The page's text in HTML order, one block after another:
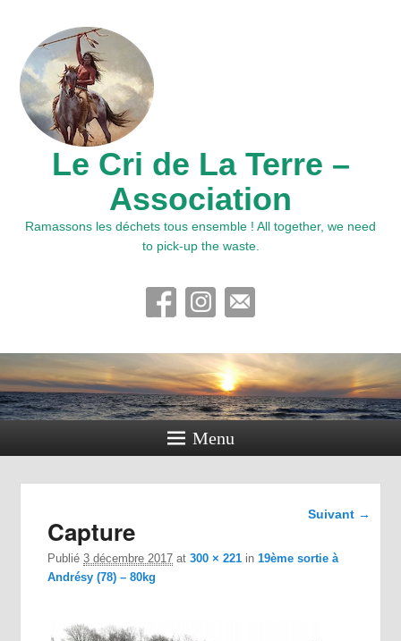
Le Cri de La Terre –
Association
Ramassons les déchets tous ensemble ! All together, we need
to pick-up the waste.
Menu
Navigation
Suivant →
Capture
Publié3 décembre 2017 at300 × 221 in19ème sortie à
Andrésy (78) – 80kg